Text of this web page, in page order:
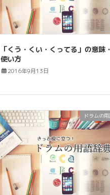
「くう・くい・くってる」の意味・
使い方
2016年9月13日
ドラムの